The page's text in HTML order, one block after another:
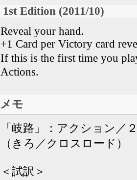
1st Edition (2011/10)
Reveal your hand.
+1 Card per Victory card
If this is the first time you
Actions.
メモ
「岐路」：アクション／
（きろ／クロスロード）
＜試訳＞